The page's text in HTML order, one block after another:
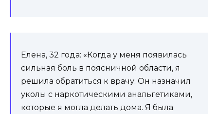
Елена, 32 года: «Когда у меня появилась
сильная боль в поясничной области, я
решила обратиться к врачу. Он назначил
уколы с наркотическими анальгетиками,
которые я могла делать дома. Я была